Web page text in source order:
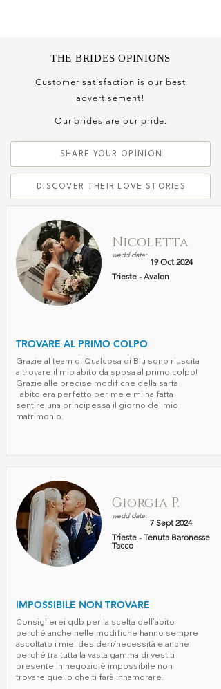
THE BRIDES OPINIONS
Customer satisfaction is our best
advertisement!
Our brides are our pride.
SHARE YOUR OPINION
DISCOVER THEIR LOVE STORIES
Nicoletta
wedd date:
19 Oct 2024
Trieste - Avalon
TROVARE AL PRIMO COLPO
Grazie al team di Qualcosa di Blu sono riuscita
a trovare il mio abito da sposa al primo colpo!
Grazie alle precise modifiche della sarta
l'abito era perfetto per me e mi ha fatta
sentire una principessa il giorno del mio
matrimonio.
Giorgia P.
wedd date:
7 Sept 2024
Trieste - Tenuta Baronesse
Tacco
IMPOSSIBILE NON TROVARE
Consiglierei qdb per la scelta dell’abito
perché anche nelle modifiche hanno sempre
ascoltato i miei desideri/necessità e anche
perché tra tutta la vasta gamma di vestiti
presente in negozio è impossibile non
trovare quello che ti farà innamorare.